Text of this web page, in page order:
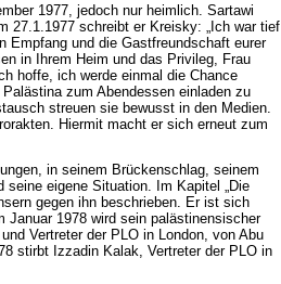
1977, jedoch nur heimlich. Sartawi
27.1.1977 schreibt er Kreisky: „Ich war tief
Empfang und die Gastfreundschaft eurer
in Ihrem Heim und das Privileg, Frau
hoffe, ich werde einmal die Chance
zum Abendessen einladen zu
streuen sie bewusst in den Medien.
Hiermit macht er sich erneut zum
in seinem Brückenschlag, seinem
seine eigene Situation. Im Kapitel „Die
gegen ihn beschrieben. Er ist sich
1978 wird sein palästinensischer
Vertreter der PLO in London, von Abu
stirbt Izzadin Kalak, Vertreter der PLO in